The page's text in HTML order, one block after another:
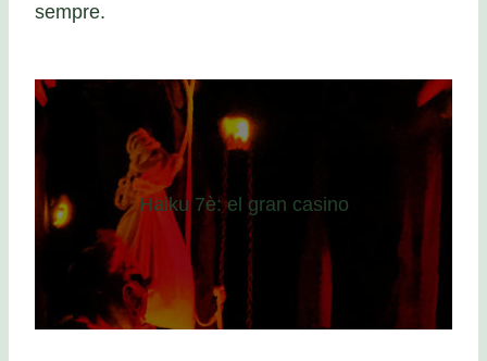
sempre.
Haiku 7è: el gran casino